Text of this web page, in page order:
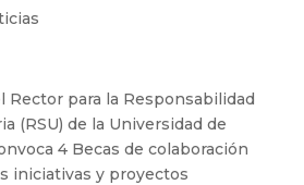
Rector para la Responsabilidad
(RSU) de la Universidad de
4 Becas de colaboración
iniciativas y proyectos